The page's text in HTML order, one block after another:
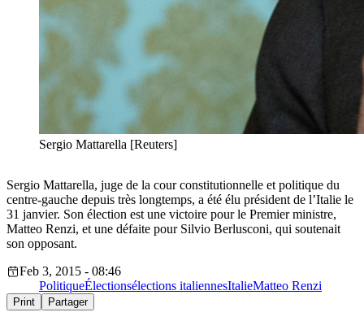
Sergio Mattarella [Reuters]
Sergio Mattarella, juge de la cour constitutionnelle et politique du
centre-gauche depuis très longtemps, a été élu président de l’Italie le
31 janvier. Son élection est une victoire pour le Premier ministre,
Matteo Renzi, et une défaite pour Silvio Berlusconi, qui soutenait
son opposant.
Feb 3, 2015 - 08:46
PolitiqueÉlectionsélections italiennesItalieMatteo Renzi
Print Partager